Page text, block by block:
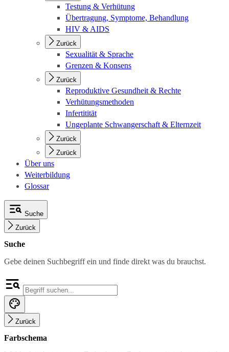
Testung & Verhütung
Übertragung, Symptome, Behandlung
HIV & AIDS
Zurück
Sexualität & Sprache
Grenzen & Konsens
Zurück
Reproduktive Gesundheit & Rechte
Verhütungsmethoden
Infertitität
Ungeplante Schwangerschaft & Elternzeit
Zurück
Zurück
Über uns
Weiterbildung
Glossar
Suche
Zurück
Suche
Gebe deinen Suchbegriff ein und finde direkt was du brauchst.
Zurück
Farbschema